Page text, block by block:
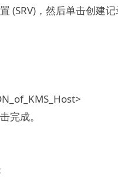
(SRV)，然后单击创建记
完成。